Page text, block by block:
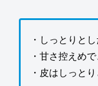
・しっとりと
・甘さ控えめ
・皮はしっと